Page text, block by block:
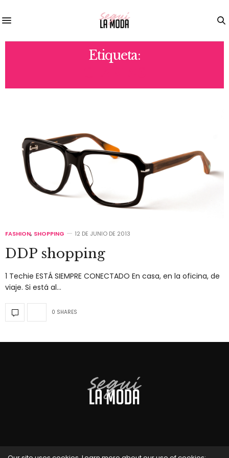
Etiqueta:
FASHION, SHOPPING 12 DE JUNIO DE 2013
DDP shopping
1 Techie ESTÁ SIEMPRE CONECTADO En casa, en la oficina, de
viaje. Si está al…
0 SHARES